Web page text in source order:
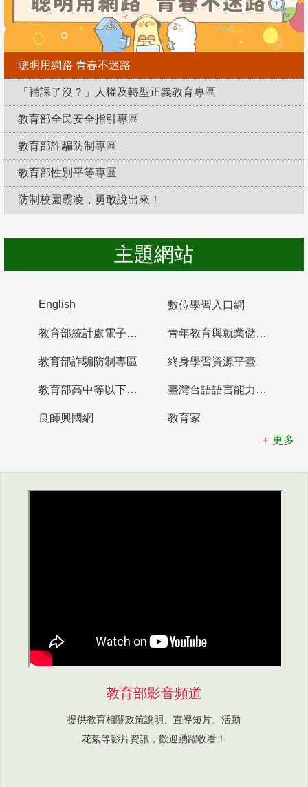
聰明用網路 青春不迷路
「補課了沒？」人權及轉型正義教育專區
教育部全民安全指引專區
教育部詐騙防制專區
教育部性別平等專區
防制校園霸凌，勇敢說出來！
主題網站
English 數位學習入口網
教育部統計處電子書櫃 青年教育與就業儲蓄帳戶
教育部詐騙防制專區 終身學習資源平臺
教育部高中等以下學校及幼兒園教師資格檢定考試 臺灣台語語言能力認證網站
良師興國網
教育家
更多
教育部影音頻道
提供教育相關政策說明、宣導短片、活動
花絮等影片資訊，歡迎踴躍收看！